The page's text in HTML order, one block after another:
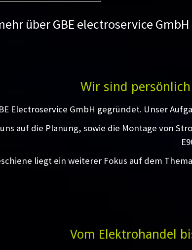
über GBE electroservice GmbH
Wir sind
Electroservice GmbH gegründet. Unser
auf die Planung, sowie die Montage von
liegt ein weiterer Fokus auf dem
Vom Elektrohandel